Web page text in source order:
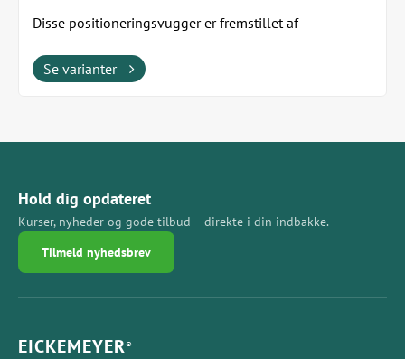
Disse positioneringsvugger er fremstillet af
Se varianter
Hold dig opdateret
Kurser, nyheder og gode tilbud – direkte i din indbakke.
Tilmeld nyhedsbrev
EICKEMEYER®